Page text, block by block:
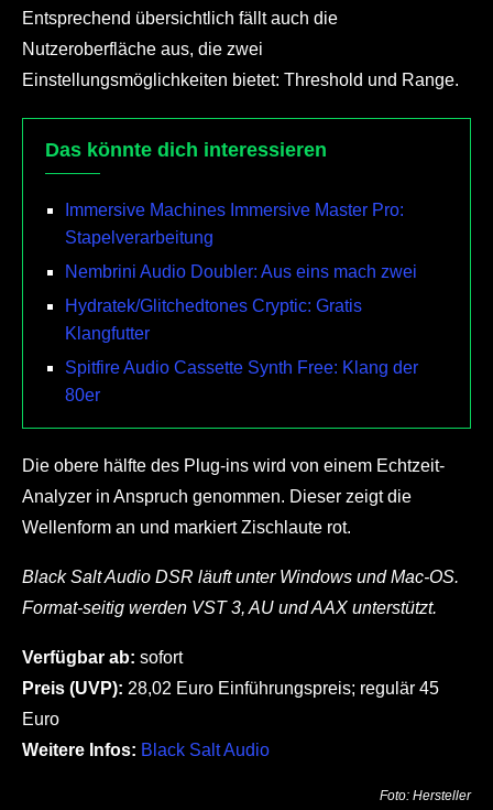
Entsprechend übersichtlich fällt auch die
Nutzeroberfläche aus, die zwei
Einstellungsmöglichkeiten bietet: Threshold und Range.
Das könnte dich interessieren
Immersive Machines Immersive Master Pro:
Stapelverarbeitung
Nembrini Audio Doubler: Aus eins mach zwei
Hydratek/Glitchedtones Cryptic: Gratis
Klangfutter
Spitfire Audio Cassette Synth Free: Klang der
80er
Die obere hälfte des Plug-ins wird von einem Echtzeit-
Analyzer in Anspruch genommen. Dieser zeigt die
Wellenform an und markiert Zischlaute rot.
Black Salt Audio DSR läuft unter Windows und Mac-OS.
Format-seitig werden VST 3, AU und AAX unterstützt.
Verfügbar ab: sofort
Preis (UVP): 28,02 Euro Einführungspreis; regulär 45
Euro
Weitere Infos: Black Salt Audio
Foto: Hersteller